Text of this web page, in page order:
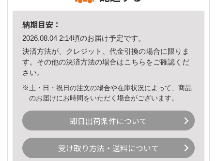
納期目安：
2026.08.04 2:14頃のお届け予定です。
決済方法が、クレジット、代金引換の場合に限りま
す。その他の決済方法の場合はこちら をご確認くだ
さい。
※土・日・祝日の注文の場合や在庫状況によって、商品
のお届けにお時間をいただく場合がございます。
即日出荷条件について
受け取り方法・送料について